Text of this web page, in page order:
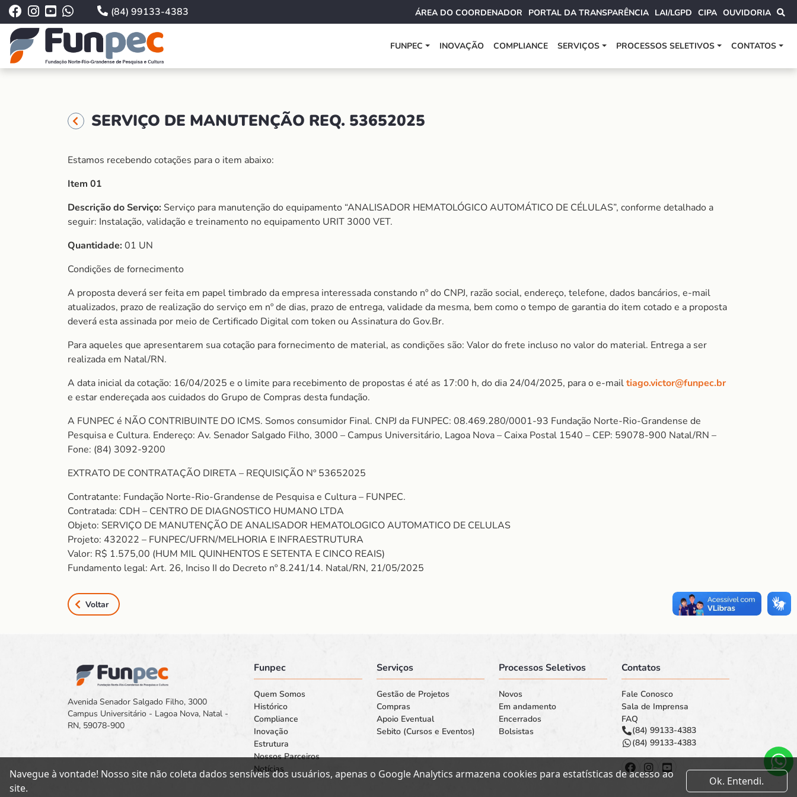
(84) 99133-4383 ÁREA DO COORDENADOR PORTAL DA TRANSPARÊNCIA LAI/LGPD CIPA OUVIDORIA
FUNPEC INOVAÇÃO COMPLIANCE SERVIÇOS PROCESSOS SELETIVOS CONTATOS
SERVIÇO DE MANUTENÇÃO REQ. 53652025
Estamos recebendo cotações para o item abaixo:
Item 01
Descrição do Serviço: Serviço para manutenção do equipamento “ANALISADOR HEMATOLÓGICO AUTOMÁTICO DE CÉLULAS”, conforme detalhado a
seguir: Instalação, validação e treinamento no equipamento URIT 3000 VET.
Quantidade:01 UN
Condições de fornecimento
A proposta deverá ser feita em papel timbrado da empresa interessada constando nº do CNPJ, razão social, endereço, telefone, dados bancários, e-mail
atualizados, prazo de realização do serviço em nº de dias, prazo de entrega, validade da mesma, bem como o tempo de garantia do item cotado e a proposta
deverá esta assinada por meio de Certificado Digital com token ou Assinatura do Gov.Br.
Para aqueles que apresentarem sua cotação para fornecimento de material, as condições são: Valor do frete incluso no valor do material. Entrega a ser
realizada em Natal/RN.
A data inicial da cotação: 16/04/2025 e o limite para recebimento de propostas é até as 17:00 h, do dia 24/04/2025, para o e-mailtiago.victor@funpec.br
e estar endereçada aos cuidados do Grupo de Compras desta fundação.
A FUNPEC é NÃO CONTRIBUINTE DO ICMS. Somos consumidor Final. CNPJ da FUNPEC: 08.469.280/0001-93 Fundação Norte-Rio-Grandense de
Pesquisa e Cultura. Endereço: Av. Senador Salgado Filho, 3000 – Campus Universitário, Lagoa Nova – Caixa Postal 1540 – CEP: 59078-900 Natal/RN –
Fone: (84) 3092-9200
EXTRATO DE CONTRATAÇÃO DIRETA – REQUISIÇÃO Nº 53652025
Contratante: Fundação Norte-Rio-Grandense de Pesquisa e Cultura – FUNPEC.
Contratada: CDH – CENTRO DE DIAGNOSTICO HUMANO LTDA
Objeto: SERVIÇO DE MANUTENÇÃO DE ANALISADOR HEMATOLOGICO AUTOMATICO DE CELULAS
Projeto: 432022 – FUNPEC/UFRN/MELHORIA E INFRAESTRUTURA
Valor: R$ 1.575,00 (HUM MIL QUINHENTOS E SETENTA E CINCO REAIS)
Fundamento legal: Art. 26, Inciso II do Decreto nº 8.241/14. Natal/RN, 21/05/2025
Voltar
Avenida Senador Salgado Filho, 3000
Campus Universitário - Lagoa Nova, Natal -
RN, 59078-900
Funpec
Quem Somos
Histórico
Compliance
Inovação
Estrutura
Nossos Parceiros
Notícias
Serviços
Gestão de Projetos
Compras
Apoio Eventual
Sebito (Cursos e Eventos)
Processos Seletivos
Novos
Em andamento
Encerrados
Bolsistas
Contatos
Fale Conosco
Sala de Imprensa
FAQ
(84) 99133-4383
(84) 99133-4383
Navegue à vontade! Nosso site não coleta dados sensíveis dos usuários, apenas o Google Analytics armazena cookies para estatísticas de acesso ao
site.
Ok. Entendi.